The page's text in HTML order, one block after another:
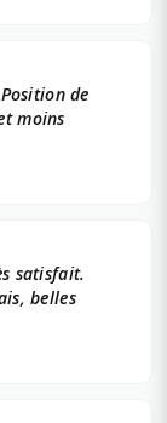
de
moins
satisfait.
belles